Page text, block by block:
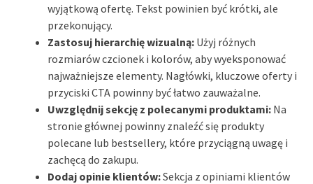
wyjątkową ofertę. Tekst powinien być krótki, ale
przekonujący.
Zastosuj hierarchię wizualną: Użyj różnych
rozmiarów czcionek i kolorów, aby wyeksponować
najważniejsze elementy. Nagłówki, kluczowe oferty i
przyciski CTA powinny być łatwo zauważalne.
Uwzględnij sekcję z polecanymi produktami: Na
stronie głównej powinny znaleźć się produkty
polecane lub bestsellery, które przyciągną uwagę i
zachęcą do zakupu.
Dodaj opinie klientów:Sekcja z opiniami klientów